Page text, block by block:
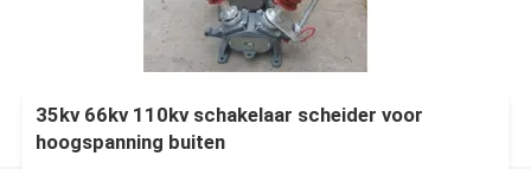
35kv 66kv 110kv schakelaar scheider voor
hoogspanning buiten